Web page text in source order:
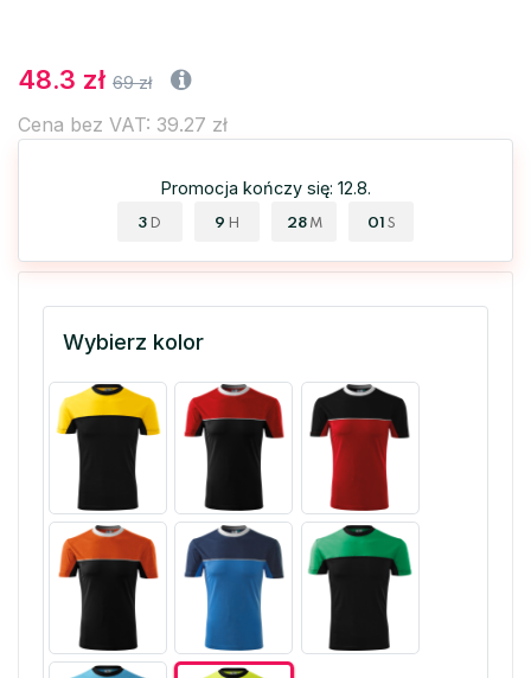
48.3 zł 69 zł
Cena bez VAT: 39.27 zł
Promocja kończy się: 12.8.
3 D 9 H 28 M 00 S
Wybierz kolor